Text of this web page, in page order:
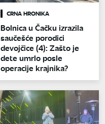
CRNA HRONIKA
Bolnica u Čačku izrazila
saučešće porodici
devojčice (4): Zašto je
dete umrlo posle
operacije krajnika?